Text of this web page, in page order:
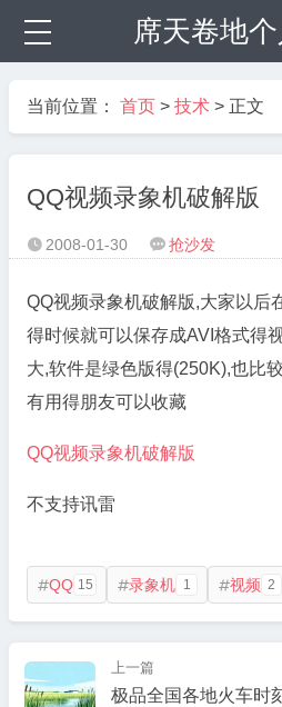
席天卷地
当前位置： 首页 > 技术 > 正文
QQ视频录象机破解版
 2008-01-30  抢沙发
QQ视频录象机破解版,大家以后
得时候就可以保存成AVI格式得
大,软件是绿色版得(250K),也比
有用得朋友可以收藏
QQ视频录象机破解版
不支持讯雷
QQ 15 录象机 1 视频 2
上一篇
极品全国各地火车时